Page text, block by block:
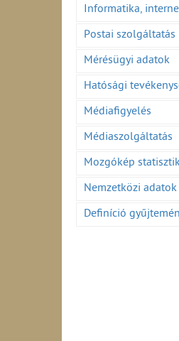
Informatika,
Postai szolgáltatás
Mérésügyi adatok
Hatósági
Médiafigyelés
Médiaszolgáltatás
Mozgókép
Nemzetközi adatok
Definíció